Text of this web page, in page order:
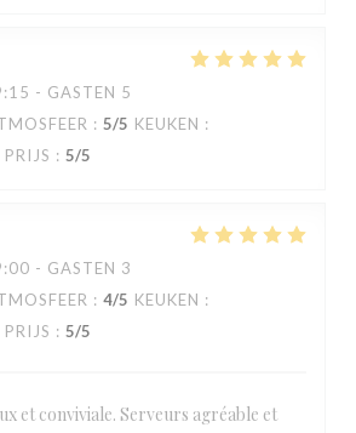
- GASTEN 5
: 5/5 KEUKEN :
: 5/5
- GASTEN 3
: 4/5 KEUKEN :
: 5/5
et conviviale. Serveurs agréable et